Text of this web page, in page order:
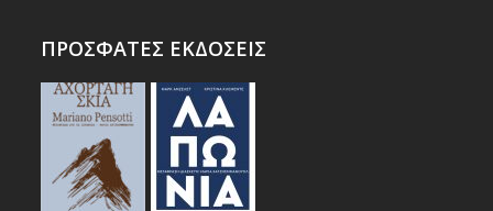
ΠΡΟΣΦΑΤΕΣ ΕΚΔΟΣΕΙΣ